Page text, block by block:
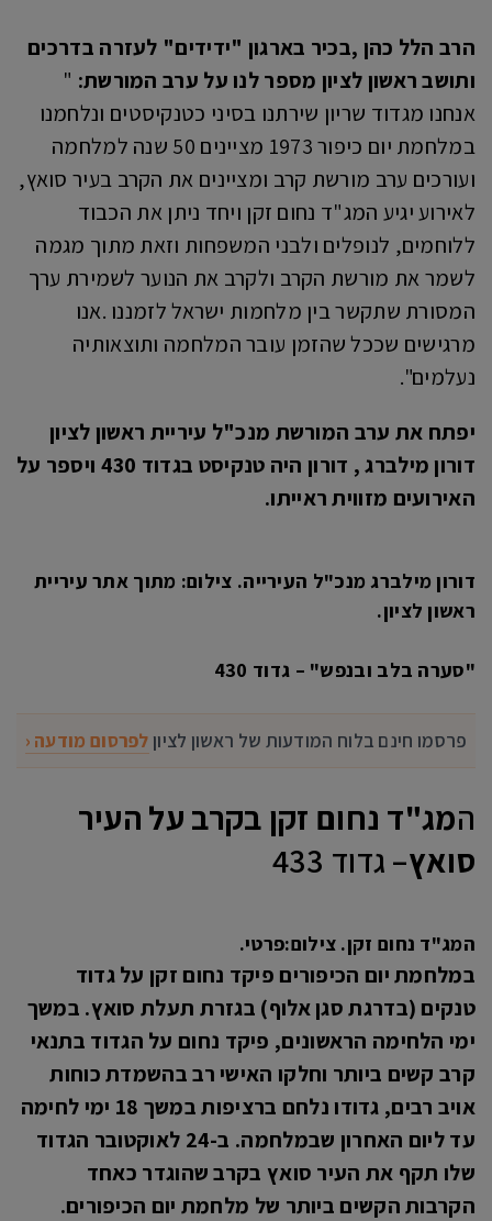
הרב הלל כהן ,בכיר בארגון "ידידים" לעזרה בדרכים
ותושב ראשון לציון מספר לנו על ערב המורשת: "
אנחנו מגדוד שריון שירתנו בסיני כטנקיסטים ונלחמנו
במלחמת יום כיפור 1973 מציינים 50 שנה למלחמה
ועורכים ערב מורשת קרב ומציינים את הקרב בעיר סואץ,
לאירוע יגיע המג"ד נחום זקן ויחד ניתן את הכבוד
ללוחמים, לנופלים ולבני המשפחות וזאת מתוך מגמה
לשמר את מורשת הקרב ולקרב את הנוער לשמירת ערך
המסורת שתקשר בין מלחמות ישראל לזמננו .אנו
מרגישים שככל שהזמן עובר המלחמה ותוצאותיה
נעלמים".
יפתח את ערב המורשת מנכ"ל עיריית ראשון לציון
דורון מילברג , דורון היה טנקיסט בגדוד 430 ויספר על
האירועים מזווית ראייתו.
דורון מילברג מנכ"ל העירייה. צילום: מתוך אתר עיריית
ראשון לציון.
"סערה בלב ובנפש" – גדוד 430
פרסמו חינם בלוח המודעות של ראשון לציון לפרסום מודעה ‹
המג"ד נחום זקן בקרב על העיר
סואץ– גדוד 433
המג"ד נחום זקן. צילום:פרטי.
במלחמת יום הכיפורים פיקד נחום זקן על גדוד
טנקים (בדרגת סגן אלוף) בגזרת תעלת סואץ. במשך
ימי הלחימה הראשונים, פיקד נחום על הגדוד בתנאי
קרב קשים ביותר וחלקו האישי רב בהשמדת כוחות
אויב רבים, גדודו נלחם ברציפות במשך 18 ימי לחימה
עד ליום האחרון שבמלחמה. ב-24 לאוקטובר הגדוד
שלו תקף את העיר סואץ בקרב שהוגדר כאחד
הקרבות הקשים ביותר של מלחמת יום הכיפורים.